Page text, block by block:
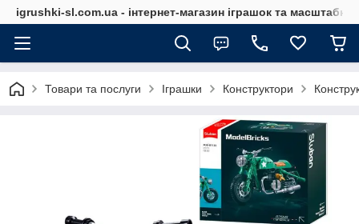
igrushki-sl.com.ua - інтернет-магазин іграшок та
Товари та послуги Іграшки Конструктори